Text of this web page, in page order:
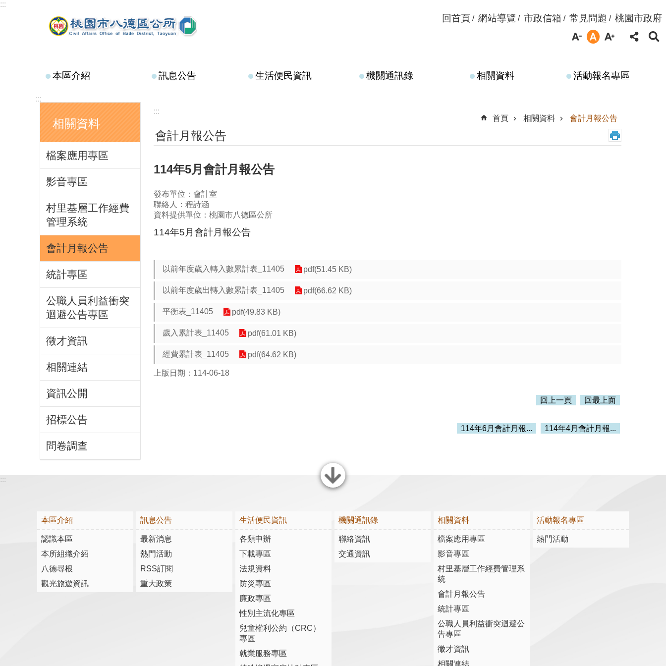
跳到主要內容區塊
:::
回首頁 網站導覽 市政信箱 常見問題 桃園市政府
本區介紹 訊息公告 生活便民資訊 機關通訊錄 相關資料 活動報名專區
:::
相關資料
檔案應用專區
影音專區
村里基層工作經費
管理系統
會計月報公告
統計專區
公職人員利益衝突
迴避公告專區
徵才資訊
相關連結
資訊公開
招標公告
問卷調查
:::
首頁
相關資料 會計月報公告
會計月報公告
114年5月會計月報公告
發布單位：會計室
聯絡人：程詩涵
資料提供單位：桃園市八德區公所
114年5月會計月報公告
以前年度歲入轉入數累計表_11405 pdf(51.45 KB)
以前年度歲出轉入數累計表_11405 pdf(66.62 KB)
平衡表_11405 pdf(49.83 KB)
歲入累計表_11405 pdf(61.01 KB)
經費累計表_11405 pdf(64.62 KB)
上版日期：114-06-18
回上一頁 回最上面
114年6月會計月報... 114年4月會計月報...
關閉
:::
本區介紹
認識本區
本所組織介紹
八德尋根
觀光旅遊資訊
訊息公告
最新消息
熱門活動
RSS訂閱
重大政策
生活便民資訊
各類申辦
下載專區
法規資料
防災專區
廉政專區
性別主流化專區
兒童權利公約（CRC）
專區
就業服務專區
機關通訊錄
聯絡資訊
交通資訊
相關資料
檔案應用專區
影音專區
村里基層工作經費管理系
統
會計月報公告
統計專區
公職人員利益衝突迴避公
告專區
徵才資訊
相關連結
活動報名專區
熱門活動